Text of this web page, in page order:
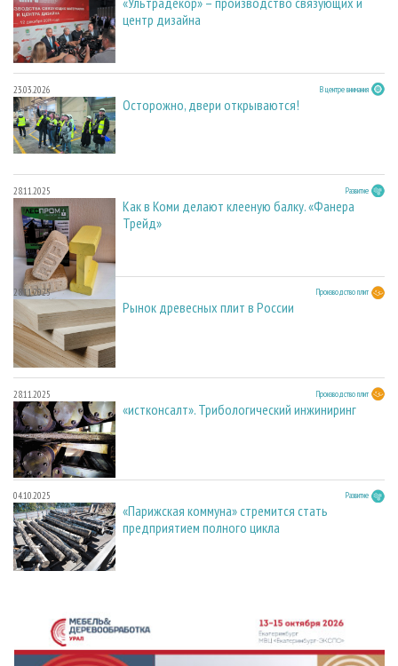
центр дизайна
23.03.2026 В центре внимания
Осторожно, двери открываются!
28.11.2025 Развитие
Как в Коми делают клееную балку. «Фанера
Трейд»
28.11.2025 Производство плит
Рынок древесных плит в России
28.11.2025 Производство плит
«истконсалт». Трибологический инжиниринг
04.10.2025 Развитие
«Парижская коммуна» стремится стать
предприятием полного цикла